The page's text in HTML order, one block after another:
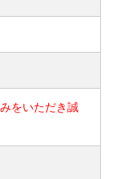
をいただき誠